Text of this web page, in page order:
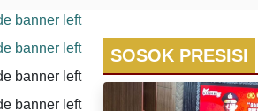
SOSOK PRESISI